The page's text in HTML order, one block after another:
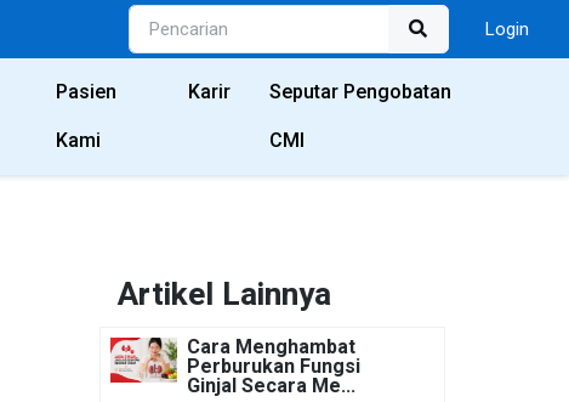
Login
Pasien
Kami
Karir Seputar Pengobatan
CMI
Artikel Lainnya
Cara Menghambat
Perburukan Fungsi
Ginjal Secara Me...